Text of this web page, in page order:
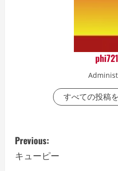
すべての投稿
P
o
Previous:
キューピー